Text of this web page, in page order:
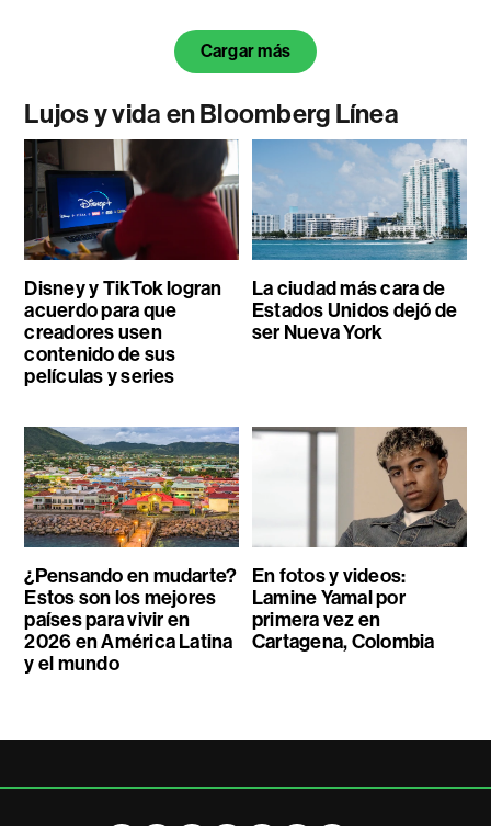
Cargar más
Lujos y vida en Bloomberg Línea
Disney y TikTok logran
acuerdo para que
creadores usen
contenido de sus
películas y series
La ciudad más cara de
Estados Unidos dejó de
ser Nueva York
¿Pensando en mudarte?
Estos son los mejores
países para vivir en
2026 en América Latina
y el mundo
En fotos y videos:
Lamine Yamal por
primera vez en
Cartagena, Colombia